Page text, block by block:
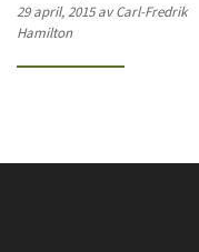
29 april, 2015 av Carl-Fredrik
Hamilton